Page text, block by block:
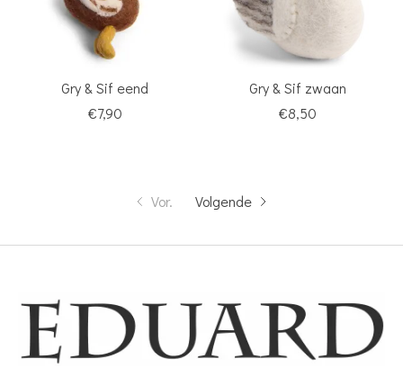
Gry & Sif eend
€7,90
Gry & Sif zwaan
€8,50
Vor. Volgende